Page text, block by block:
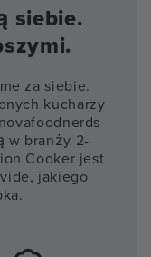
siebie.
za siebie.
kucharzy
w branży 2-
Cooker jest
jakiego